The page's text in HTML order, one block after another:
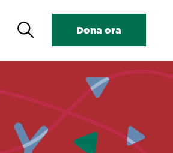
Search
Dona ora